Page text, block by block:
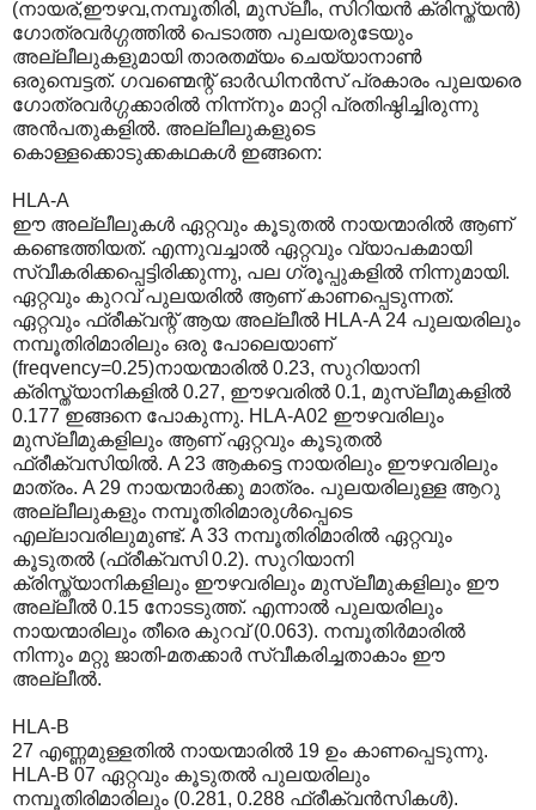
(നായര്,ഈഴവ,നമ്പൂതിരി‍, മുസ്ലീം, സിറിയന്‍ ക്രിസ്ത്യന്‍)
ഗോത്രവര്‍ഗ്ഗത്തില്‍ പെടാത്ത പുലയരുടേയും
അല്ലീലുകളുമായി താരതമ്യം ചെയ്യാനാണ്‍
ഒരുമ്പെട്ടത്. ഗവണ്മെന്റ് ഓര്‍ഡിനന്‍സ് പ്രകാരം പുലയരെ
ഗോത്രവര്‍ഗ്ഗക്കാരില്‍ നിന്ന്നും മാറ്റി പ്രതിഷ്ഠിച്ചിരുന്നു
അന്‍പതുകളില്‍. അല്ലീലുകളുടെ
കൊള്ളക്കൊടുക്കകഥകള്‍ ഇങ്ങനെ:
HLA-A
ഈ അല്ലീലുകള്‍ ഏറ്റവും കൂടുതല്‍ നായന്മാരില്‍ ആണ്
കണ്ടെത്തിയത്. എന്നുവച്ചാല്‍ ഏറ്റവും വ്യാപകമായി
സ്വീകരിക്കപ്പെട്ടിരിക്കുന്നു, പല ഗ്രൂപ്പുകളില്‍ നിന്നുമായി.
ഏറ്റവും കുറവ് പുലയരില്‍ ആണ് കാണപ്പെടുന്നത്.
ഏറ്റവും ഫ്രീക്വന്റ് ആയ അല്ലീല്‍ HLA-A 24 പുലയരിലും
നമ്പൂതിരിമാരിലും ഒരു പോലെയാണ്
(freqvency=0.25)നായന്മാരില്‍ 0.23, സുറിയാനി‍
ക്രിസ്ത്യാനികളില്‍ 0.27, ഈഴവരില്‍ 0.1, മുസ്ലീമുകളില്‍
0.177 ഇങ്ങനെ പോകുന്നു. HLA-A02 ഈഴവരിലും
മുസ്ലീമുകളിലും ആണ് ഏറ്റവും കൂടുതല്‍
ഫ്രീക്വസിയില്‍. A 23 ആകട്ടെ നായരിലും ഈഴവരിലും
മാത്രം. A 29 നായന്മാര്‍ക്കു മാത്രം. പുലയരിലുള്ള ആറു
അല്ലീലുകളും നമ്പൂതിരിമാരുള്‍പ്പെടെ
എല്ലാവരിലുമുണ്ട്. A 33 നമ്പൂതിരിമാരില്‍ ഏറ്റവും
കൂടുതല്‍ (ഫ്രീക്വസി 0.2). സുറിയാനി
ക്രിസ്ത്യാനികളിലും ഈഴവരിലും മുസ്ലീമുകളിലും ഈ
അല്ലീല്‍ 0.15 നോടടുത്ത്. എന്നാല്‍ പുലയരിലും
നായന്മാരിലും തീരെ കുറവ് (0.063). നമ്പൂതിര്‍മാരില്‍
നിന്നും മറ്റു ജാതി-മതക്കാര്‍ സ്വീകരിച്ചതാകാം ഈ
അല്ലീല്‍.
HLA-B
27 എണ്ണമുള്ളതില്‍ നായന്മാരില്‍ 19 ഉം കാണപ്പെടുന്നു.
HLA-B 07 ഏറ്റവും കൂടുതല്‍ പുലയരിലും
നമ്പൂതിരിമാരിലും (0.281, 0.288 ഫ്രീക്വന്‍സികള്‍).